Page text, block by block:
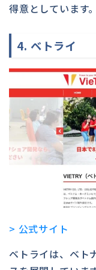
得意としています。
4. ベトライ
> 公式サイト
ベトライは、ベト